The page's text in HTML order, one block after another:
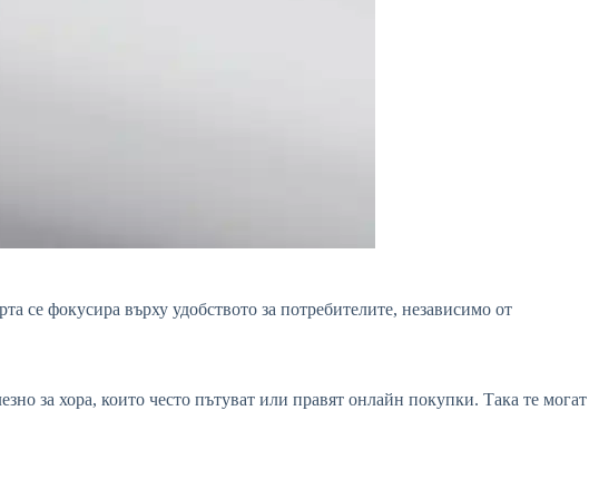
се фокусира върху удобството за потребителите, независимо от
за хора, които често пътуват или правят онлайн покупки. Така те могат